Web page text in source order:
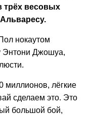
весовых
нокаутом
Энтони Джошуа,
миллионов, лёгкие
сделаем это. Это
большой бой,